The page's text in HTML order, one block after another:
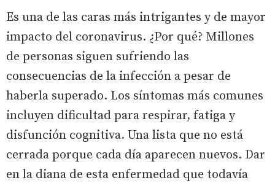
Es una de las caras más intrigantes y de mayor
impacto del coronavirus. ¿Por qué? Millones
de personas siguen sufriendo las
consecuencias de la infección a pesar de
haberla superado. Los síntomas más comunes
incluyen dificultad para respirar, fatiga y
disfunción cognitiva. Una lista que no está
cerrada porque cada día aparecen nuevos. Dar
en la diana de esta enfermedad que todavía